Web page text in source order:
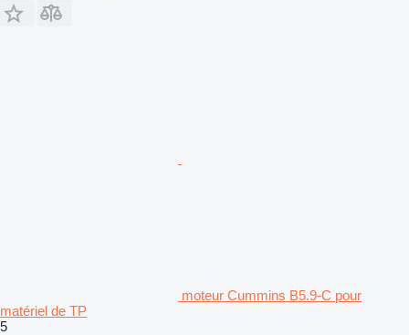
moteur Cummins B5.9-C pour
matériel de TP
5